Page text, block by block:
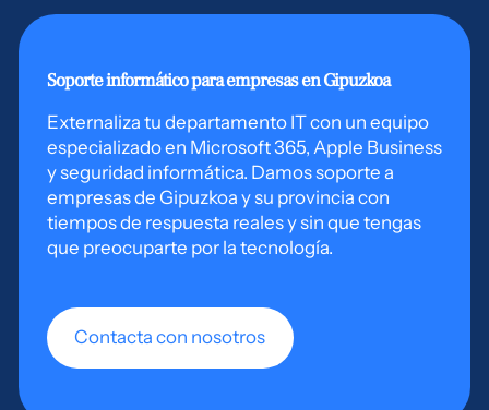
Soporte informático para empresas en Gipuzkoa
Externaliza tu departamento IT con un equipo
especializado en Microsoft 365, Apple Business
y seguridad informática. Damos soporte a
empresas de Gipuzkoa y su provincia con
tiempos de respuesta reales y sin que tengas
que preocuparte por la tecnología.
Contacta con nosotros